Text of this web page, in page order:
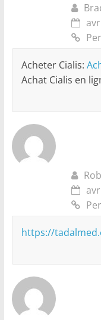
Acheter Cialis:
Achat Cialis en
https://